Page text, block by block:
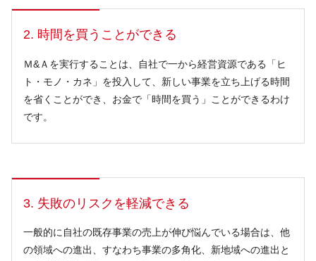
2. 時間を買うことができる
Ｍ&Ａを実行することは、自社で一から経営資源である「ヒ
ト・モノ・カネ」を投入して、新しい事業を立ち上げる時間
を省くことができ、お金で「時間を買う」ことができるわけ
です。
3. 失敗のリスクを軽減できる
一般的に自社の既存事業の売上が伸び悩んでいる場合は、他
の領域への進出、すなわち事業の多角化、新地域への進出と